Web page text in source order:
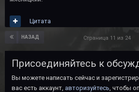
Цитата
НАЗАД Страница 11 из 24
Присоединяйтесь к
Вы можете написать сейчас и
вас есть аккаунт, авторизуйтесь, чтобы